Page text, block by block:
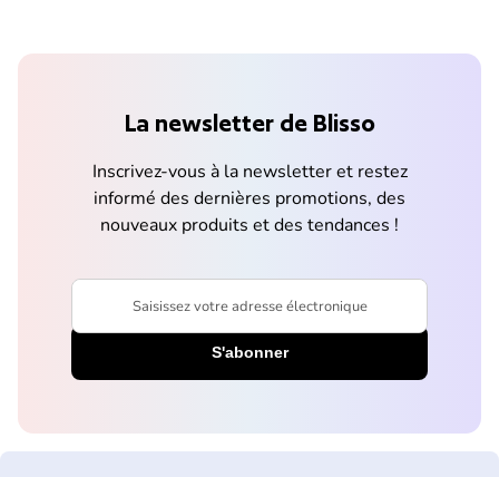
La newsletter de Blisso
Inscrivez-vous à la newsletter et restez
informé des dernières promotions, des
nouveaux produits et des tendances !
Saisissez votre adresse électronique